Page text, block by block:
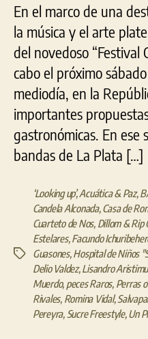
En el marco de una
la música y el arte
del novedoso “Festival
cabo el próximo
mediodía, en la
importantes
gastronómicas. En ese
bandas de La Plata […]
Etiquetas
‘Looking up’,Acuática & Paz,
Candela Alconada, Casa de
Cuarteto de Nos, Dillom & Rip
Estelares, Facundo
Guasones, Hospital de Niños
Delio Valdez, Lisandro
Muerdo, peces Raros, Perras
Rivales, Romina Vidal,
Pereyra, Sucre Freestyle, Un